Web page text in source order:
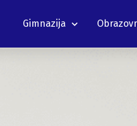
Gimnazija